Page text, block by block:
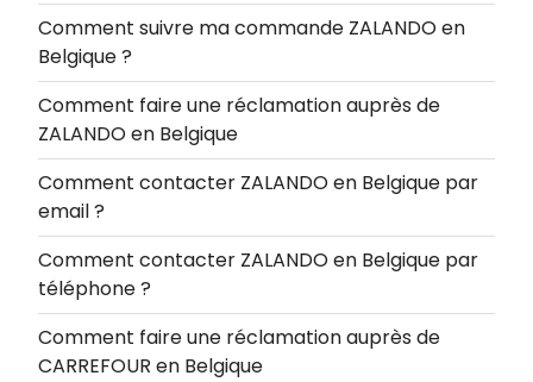
Comment suivre ma commande ZALANDO en
Belgique ?
Comment faire une réclamation auprès de
ZALANDO en Belgique
Comment contacter ZALANDO en Belgique par
email ?
Comment contacter ZALANDO en Belgique par
téléphone ?
Comment faire une réclamation auprès de
CARREFOUR en Belgique